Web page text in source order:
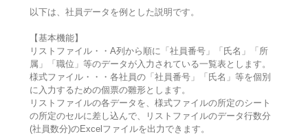
以下は、社員データを例とした説明です。
【基本機能】
リストファイル・・A列から順に「社員番号」「氏名」「所
属」「職位」等のデータが入力されている一覧表とします。
様式ファイル・・・各社員の「社員番号」「氏名」等を個別
に入力するための個票の雛形とします。
リストファイルの各データを、様式ファイルの所定のシート
の所定のセルに差し込んで、リストファイルのデータ行数分
(社員数分)のExcelファイルを出力できます。